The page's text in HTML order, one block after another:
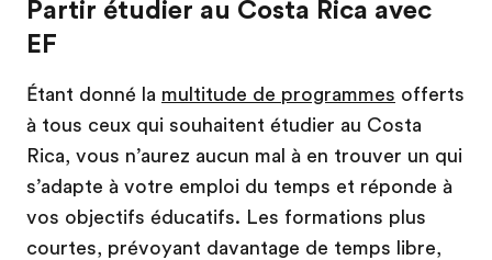
Partir étudier au Costa Rica avec
EF
Étant donné la multitude de programmes offerts
à tous ceux qui souhaitent étudier au Costa
Rica, vous n’aurez aucun mal à en trouver un qui
s’adapte à votre emploi du temps et réponde à
vos objectifs éducatifs. Les formations plus
courtes, prévoyant davantage de temps libre,